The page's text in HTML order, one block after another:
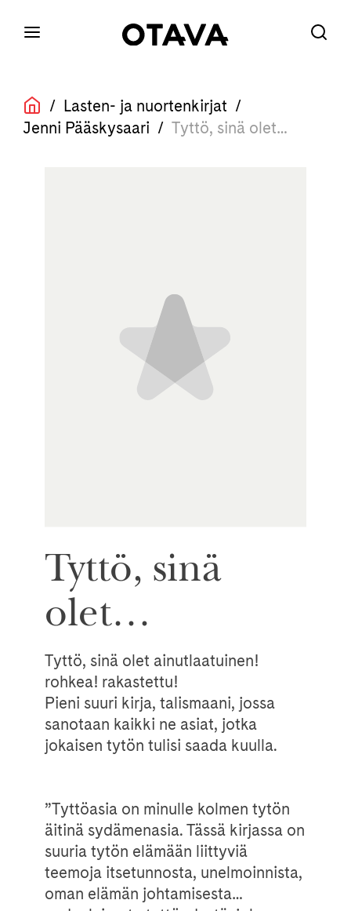
/ Lasten- ja nuortenkirjat /
Jenni Pääskysaari / Tyttö, sinä olet…
Tyttö, sinä
olet…
Tyttö, sinä olet ainutlaatuinen!
rohkea! rakastettu!
Pieni suuri kirja, talismaani, jossa
sanotaan kaikki ne asiat, jotka
jokaisen tytön tulisi saada kuulla.
”Tyttöasia on minulle kolmen tytön
äitinä sydämenasia. Tässä kirjassa on
suuria tytön elämään liittyviä
teemoja itsetunnosta, unelmoinnista,
oman elämän johtamisesta…